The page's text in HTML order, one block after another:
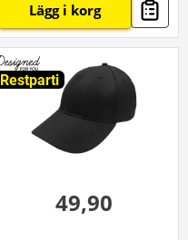
Lägg i korg
Restparti
49,90